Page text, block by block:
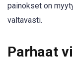
painokset on
valtavasti.
Parhaat